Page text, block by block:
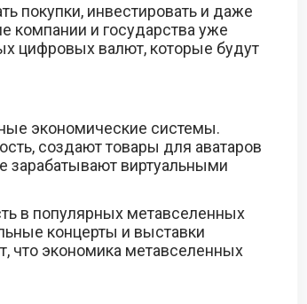
покупки, инвестировать и даже
компании и государства уже
цифровых валют, которые будут
экономические системы.
создают товары для аватаров
зарабатывают виртуальными
в популярных метавселенных
концерты и выставки
что экономика метавселенных